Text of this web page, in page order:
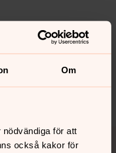
Om
för att
också kakor för
sidans